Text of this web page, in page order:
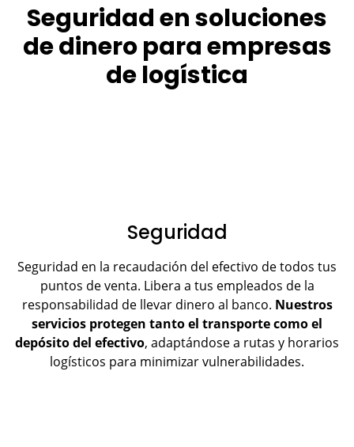
Seguridad en soluciones
de dinero para empresas
de logística
Seguridad
Seguridad en la recaudación del efectivo de todos tus
puntos de venta. Libera a tus empleados de la
responsabilidad de llevar dinero al banco. Nuestros
servicios protegen tanto el transporte como el
depósito del efectivo, adaptándose a rutas y horarios
logísticos para minimizar vulnerabilidades.